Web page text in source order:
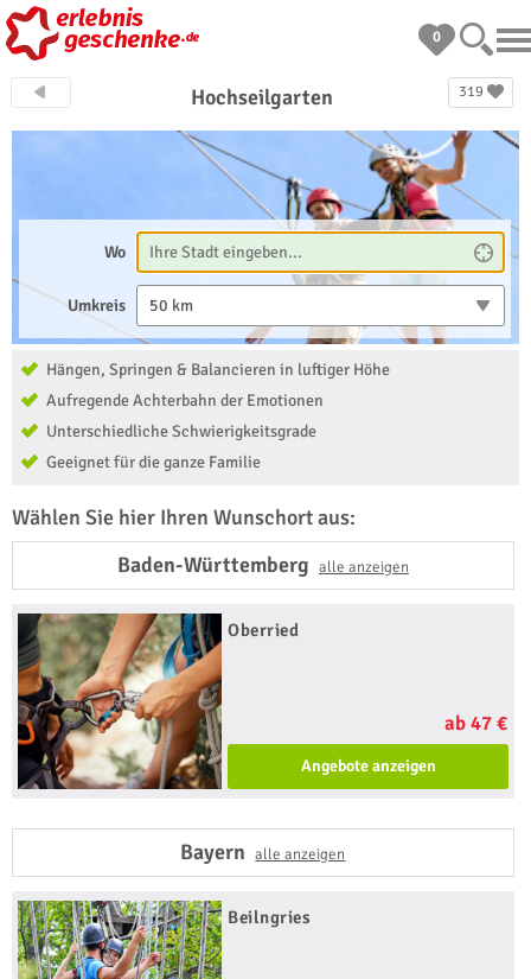
0
319
Hochseilgarten
Wo
Umkreis 50 km
Hängen, Springen & Balancieren in luftiger Höhe
Aufregende Achterbahn der Emotionen
Unterschiedliche Schwierigkeitsgrade
Geeignet für die ganze Familie
Wählen Sie hier Ihren Wunschort aus:
Baden-Württemberg alle anzeigen
Oberried
ab 47 €
Angebote anzeigen
Bayernalle anzeigen
Beilngries